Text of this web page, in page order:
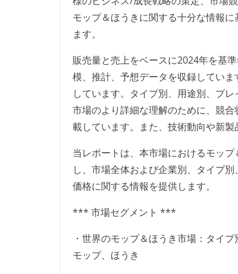
モップ＆ほうきに関する十分な情報
ます。
販売量と売上をベースに2024年を基
模、推計、予想データを収録してい
しています。タイプ別、用途別、プ
市場のより詳細な理解のために、競
載しています。また、技術動向や新製
当レポートは、本市場におけるモッ
し、市場全体および企業別、タイプ
価格に関する情報を提供します。
*** 市場セグメント ***
・世界のモップ＆ほうき市場：タイプ
モップ、ほうき